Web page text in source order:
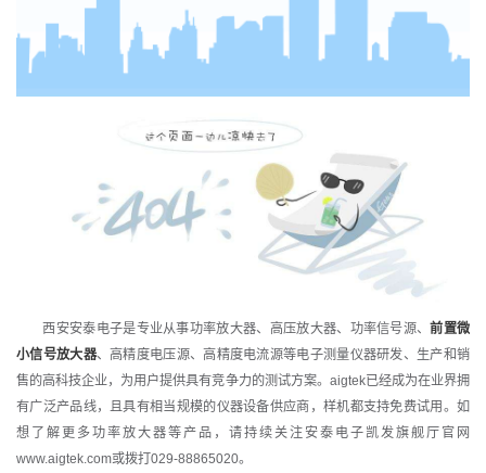
西安安泰电子是专业从事功率放大器、 高压放大器、 功率信号源、前置微
小信号放大器、高精度电压源、高精度电流源等电子测量仪器研发、生产和销
售的高科技企业，为用户提供具有竞争力的测试方案。aigtek已经成为在业界拥
有广泛产品线，且具有相当规模的仪器设备供应商，样机都支持免费试用。如
想了解更多功率放大器等产品，请持续关注安泰电子凯发旗舰厅官网
www.aigtek.com或拨打029-88865020。